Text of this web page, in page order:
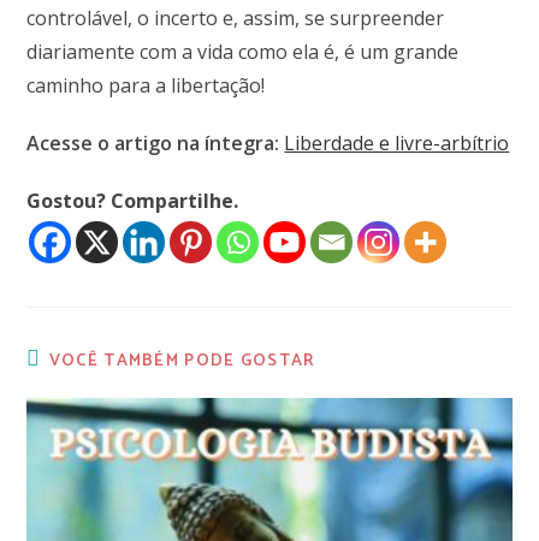
controlável, o incerto e, assim, se surpreender
diariamente com a vida como ela é, é um grande
caminho para a libertação!
Acesse o artigo na íntegra: Liberdade e livre-arbítrio
Gostou? Compartilhe.
VOCÊ TAMBÉM PODE GOSTAR